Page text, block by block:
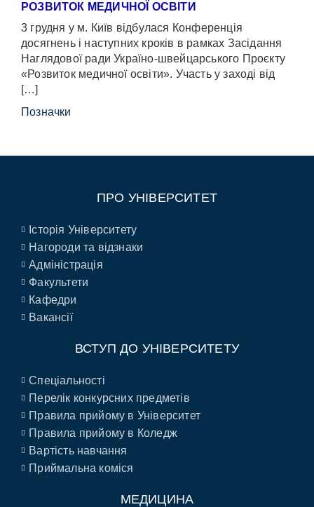
РОЗВИТОК МЕДИЧНОЇ ОСВІТИ
3 грудня у м. Київ відбулася Конференція
досягнень і наступних кроків в рамках Засідання
Наглядової ради Україно-швейцарського Проєкту
«Розвиток медичної освіти». Участь у заході від
[…]
Позначки
ПРО УНІВЕРСИТЕТ
Історія Університету
Нагороди та відзнаки
Адміністрація
Факультети
Кафедри
Вакансії
ВСТУП ДО УНІВЕРСИТЕТУ
Спеціальності
Перелік конкурсних предметів
Правила прийому в Університет
Правила прийому в Коледж
Вартість навчання
Приймальна коміся
МЕДИЦИНА